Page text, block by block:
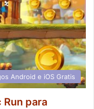
Android e iOS Gratis
para